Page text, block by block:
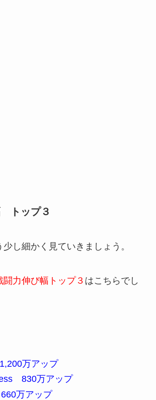
トップ３
し細かく見ていきましょう。
闘力伸び幅トップ３ はこちらでし
万アップ
830万アップ
万アップ